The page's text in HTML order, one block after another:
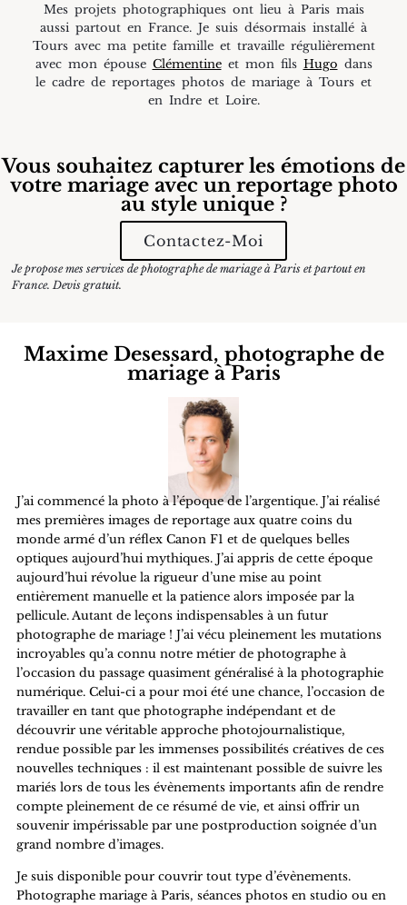
Mes projets photographiques ont lieu à Paris mais
aussi partout en France. Je suis désormais installé à
Tours avec ma petite famille et travaille régulièrement
avec mon épouse Clémentineet mon fils Hugo dans
le cadre de reportages photos de mariage à Tours et
en Indre et Loire.
Vous souhaitez capturer les émotions de
votre mariage avec un reportage photo
au style unique ?
Contactez-Moi
Je propose mes services de photographe de mariage à Paris et partout en
France. Devis gratuit.
Maxime Desessard, photographe de
mariage à Paris
J’ai commencé la photo à l’époque de l’argentique. J’ai réalisé
mes premières images de reportage aux quatre coins du
monde armé d’un réflex Canon F1 et de quelques belles
optiques aujourd’hui mythiques. J’ai appris de cette époque
aujourd’hui révolue la rigueur d’une mise au point
entièrement manuelle et la patience alors imposée par la
pellicule. Autant de leçons indispensables à un futur
photographe de mariage ! J’ai vécu pleinement les mutations
incroyables qu’a connu notre métier de photographe à
l’occasion du passage quasiment généralisé à la photographie
numérique. Celui-ci a pour moi été une chance, l’occasion de
travailler en tant que photographe indépendant et de
découvrir une véritable approche photojournalistique,
rendue possible par les immenses possibilités créatives de ces
nouvelles techniques : il est maintenant possible de suivre les
mariés lors de tous les évènements importants afin de rendre
compte pleinement de ce résumé de vie, et ainsi offrir un
souvenir impérissable par une postproduction soignée d’un
grand nombre d’images.
Je suis disponible pour couvrir tout type d’évènements.
Photographe mariage à Paris, séances photos en studio ou en